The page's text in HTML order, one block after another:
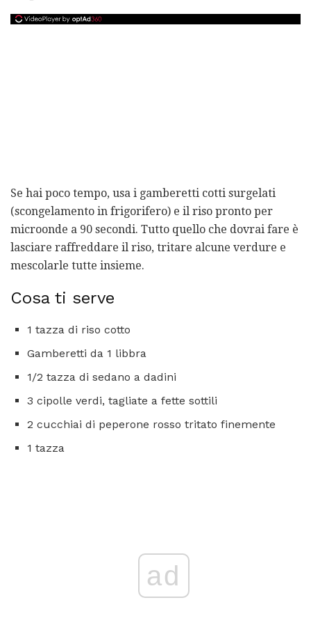
Se hai poco tempo, usa i gamberetti cotti surgelati
(scongelamento in frigorifero) e il riso pronto per
microonde a 90 secondi. Tutto quello che dovrai fare è
lasciare raffreddare il riso, tritare alcune verdure e
mescolarle tutte insieme.
Cosa ti serve
1 tazza di riso cotto
Gamberetti da 1 libbra
1/2 tazza di sedano a dadini
3 cipolle verdi, tagliate a fette sottili
2 cucchiai di peperone rosso tritato finemente
1 tazza
ad